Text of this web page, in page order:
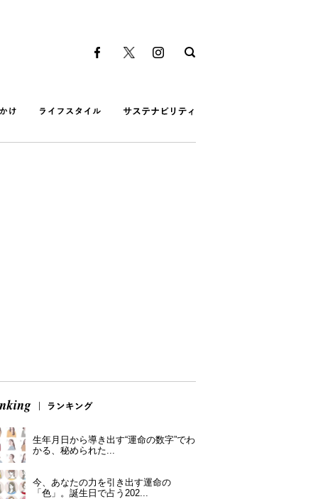
生年月日から導き出す“運命の数字”でわ
かる、秘められた...
今、あなたの力を引き出す運命の
「色」。誕生日で占う202...